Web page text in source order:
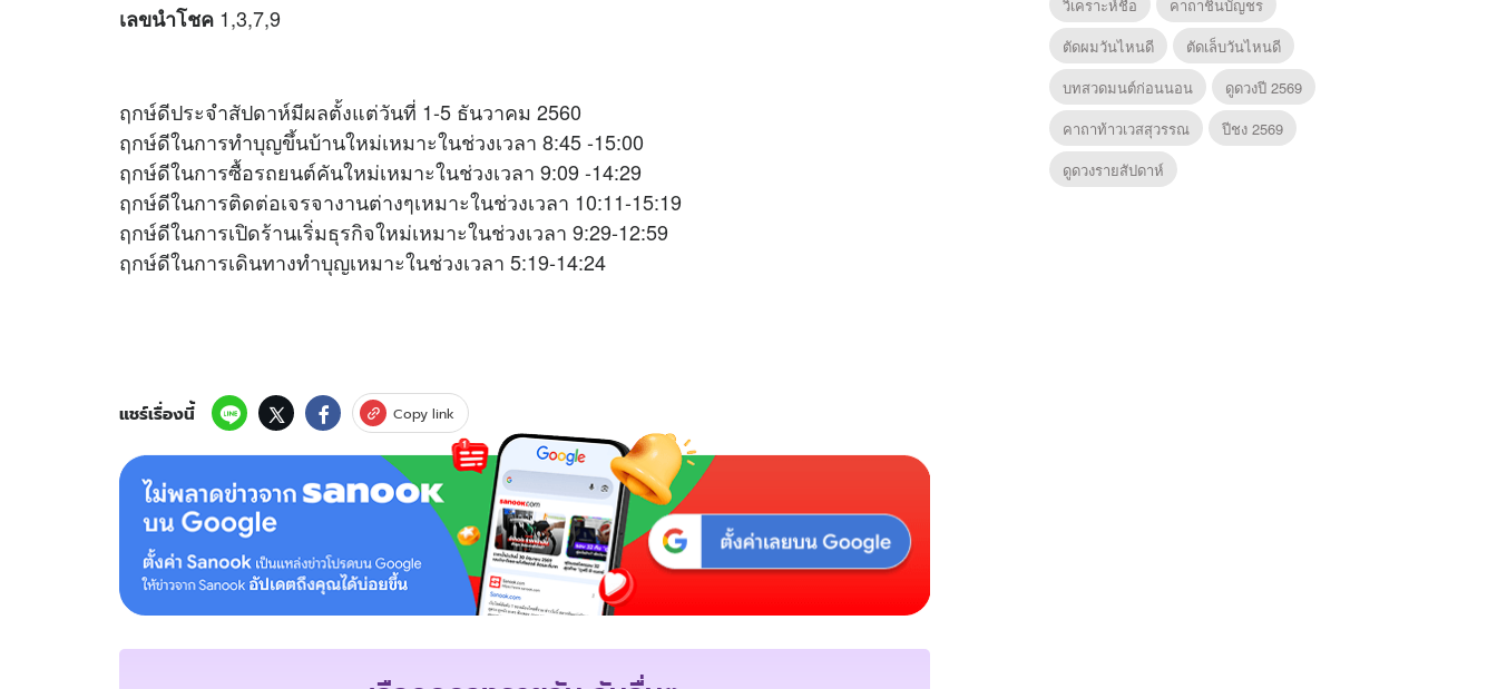
เลขนำโชค 1,3,7,9
ฤกษ์ดีประจำสัปดาห์มีผลตั้งแต่วันที่ 1-5 ธันวาคม 2560
ฤกษ์ดีในการทำบุญขึ้นบ้านใหม่เหมาะในช่วงเวลา 8:45 -15:00
ฤกษ์ดีในการซื้อรถยนต์คันใหม่เหมาะในช่วงเวลา 9:09 -14:29
ฤกษ์ดีในการติดต่อเจรจางานต่างๆเหมาะในช่วงเวลา 10:11-15:19
ฤกษ์ดีในการเปิดร้านเริ่มธุรกิจใหม่เหมาะในช่วงเวลา 9:29-12:59
ฤกษ์ดีในการเดินทางทำบุญเหมาะในช่วงเวลา 5:19-14:24
แชร์เรื่องนี้ Copy link
วิเคราะห์ชื่อ
คาถาชินบัญชร
ตัดผมวันไหนดี
ตัดเล็บวันไหนดี
บทสวดมนต์ก่อนนอน
ดูดวงปี 2569
คาถาท้าวเวสสุวรรณ
ปีชง 2569
ดูดวงรายสัปดาห์